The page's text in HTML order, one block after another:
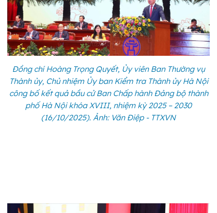
Đồng chí Hoàng Trọng Quyết, Ủy viên Ban Thường vụ
Thành ủy, Chủ nhiệm Ủy ban Kiểm tra Thành ủy Hà Nội
công bố kết quả bầu cử Ban Chấp hành Đảng bộ thành
phố Hà Nội khóa XVIII, nhiệm kỳ 2025 – 2030
(16/10/2025). Ảnh: Văn Điệp - TTXVN